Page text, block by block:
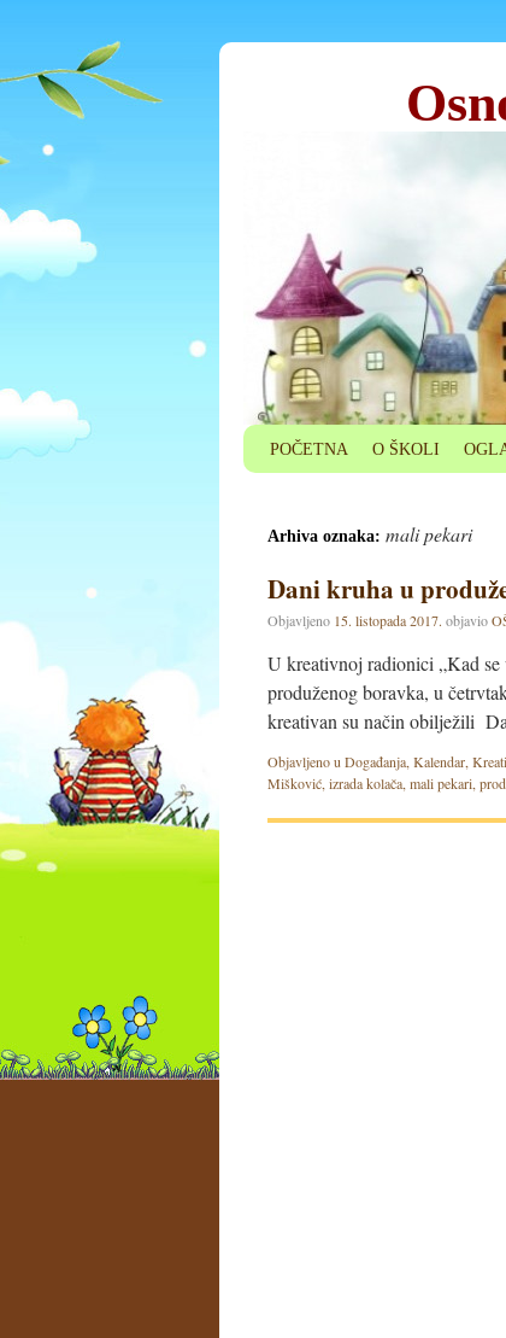
POČETNA O ŠKOLI
Arhiva oznaka: mali pekari
Dani kruha u
Objavljeno 15. listopada 2017. objavio
U kreativnoj radionici „Kad se
produženog boravka, u
kreativan su način obilježili
Objavljeno u Događanja, Kalendar,
Mišković, izrada kolača, mali pekari,